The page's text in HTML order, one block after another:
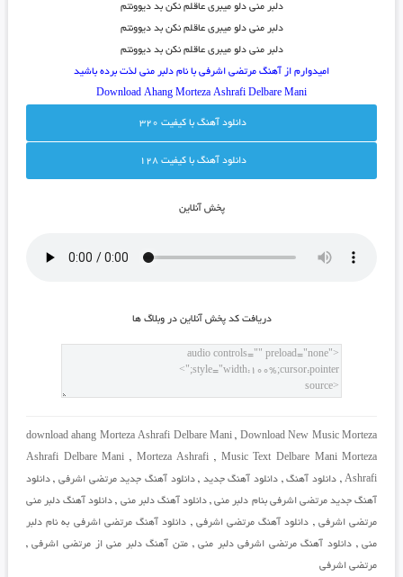
دلبر منی دلو میبری عاقلم نکن بد دیوونتم
دلبر منی دلو میبری عاقلم نکن بد دیوونتم
دلبر منی دلو میبری عاقلم نکن بد دیوونتم
امیدوارم از آهنگ مرتضی اشرفی با نام دلبر منی لذت برده باشید
Download Ahang Morteza Ashrafi Delbare Mani
دانلود آهنگ با کيفيت 320
دانلود آهنگ با کيفيت 128
پخش آنلاين
دريافت کد پخش آنلاين در وبلاگ ها
download ahang Morteza Ashrafi Delbare Mani , Download New Music Morteza
Ashrafi Delbare Mani , Morteza Ashrafi , Music Text Delbare Mani Morteza
Ashrafi
,دانلود آهنگ, دانلود آهنگ جدید ,دانلود آهنگ جدید مرتضی اشرفی,دانلود
آهنگ جدید مرتضی اشرفی بنام دلبر منی, دانلود آهنگ دلبر منی , دانلود آهنگ دلبر منی
مرتضی اشرفی , دانلود آهنگ مرتضی اشرفی , دانلود آهنگ مرتضی اشرفی به نام دلبر
منی, دانلود آهنگ مرتضی اشرفی دلبر منی,متن آهنگ دلبر منی از مرتضی اشرفی,
مرتضی اشرفی